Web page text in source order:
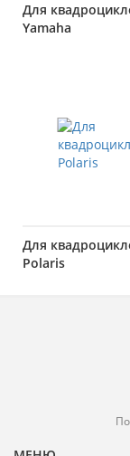
Для
Yamaha
Для
Polaris